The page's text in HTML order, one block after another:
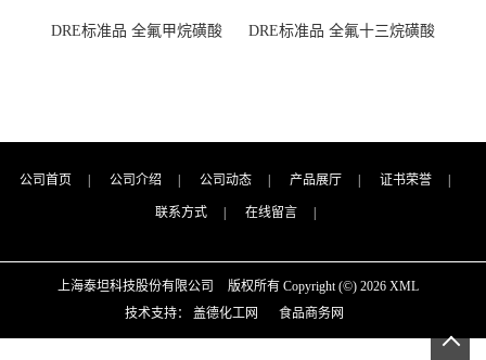
DRE标准品 全氟甲烷磺酸
DRE标准品 全氟十三烷磺酸
公司首页 公司介绍 公司动态 产品展厅 证书荣誉
联系方式 在线留言
上海泰坦科技股份有限公司 版权所有 Copyright (©) 2026 XML
技术支持： 盖德化工网 食品商务网